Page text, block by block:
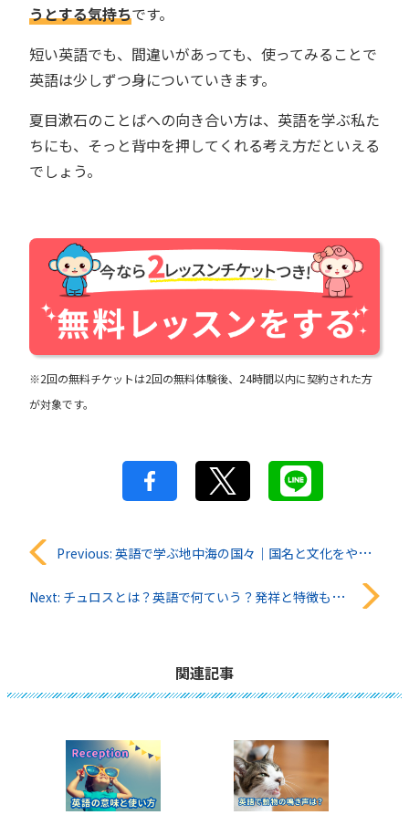
うとする気持ちです。
短い英語でも、間違いがあっても、使ってみることで
英語は少しずつ身についていきます。
夏目漱石のことばへの向き合い方は、英語を学ぶ私た
ちにも、そっと背中を押してくれる考え方だといえる
でしょう。
※2回の無料チケットは2回の無料体験後、24時間以内に契約された方
が対象です。
投
稿
Previous: 英語で学ぶ地中海の国々｜国名と文化をやさしく解説
Next: チュロスとは？英語で何ていう？発祥と特徴も紹介
関連記事